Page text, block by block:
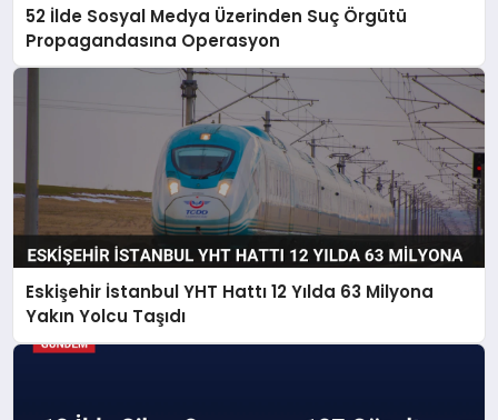
52 İlde Sosyal Medya Üzerinden Suç Örgütü
Propagandasına Operasyon
Eskişehir İstanbul YHT Hattı 12 Yılda 63 Milyona
Yakın Yolcu Taşıdı